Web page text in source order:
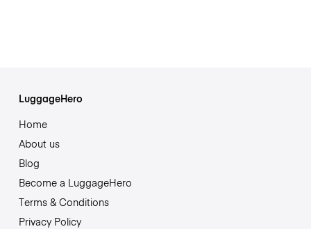
LuggageHero
Home
About us
Blog
Become a LuggageHero
Terms & Conditions
Privacy Policy